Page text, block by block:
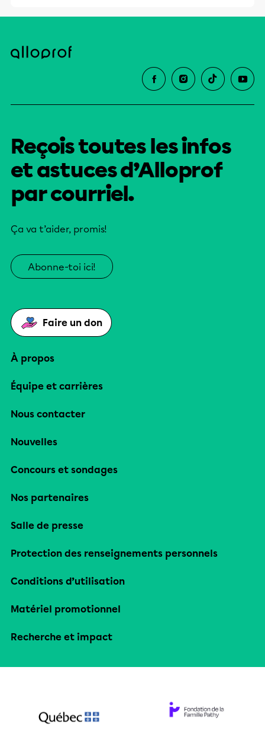
Reçois toutes les infos
et astuces d’Alloprof
par courriel.
Ça va t’aider, promis!
Abonne-toi ici!
Faire un don
À propos
Équipe et carrières
Nous contacter
Nouvelles
Concours et sondages
Nos partenaires
Salle de presse
Protection des renseignements personnels
Conditions d’utilisation
Matériel promotionnel
Recherche et impact